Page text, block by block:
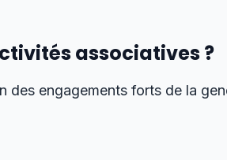
associatives ?
des engagements forts de la